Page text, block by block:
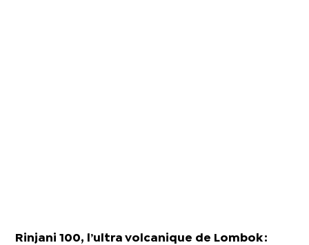
Rinjani 100, l’ultra volcanique de Lombok :